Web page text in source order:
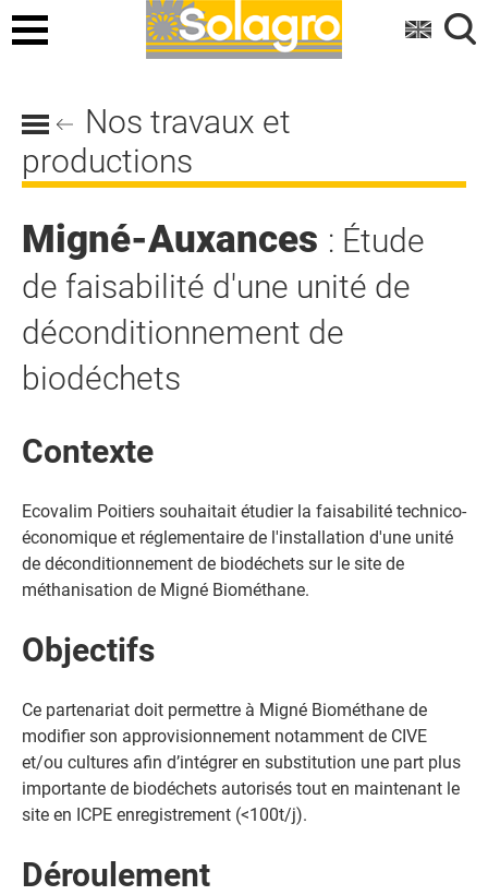
Menu
Nos travaux et
productions
Migné-Auxances : Étude
de faisabilité d'une unité de
déconditionnement de
biodéchets
Contexte
Ecovalim Poitiers souhaitait étudier la faisabilité technico-
économique et réglementaire de l'installation d'une unité
de déconditionnement de biodéchets sur le site de
méthanisation de Migné Biométhane.
Objectifs
Ce partenariat doit permettre à Migné Biométhane de
modifier son approvisionnement notamment de CIVE
et/ou cultures afin d’intégrer en substitution une part plus
importante de biodéchets autorisés tout en maintenant le
site en ICPE enregistrement (<100t/j).
Déroulement